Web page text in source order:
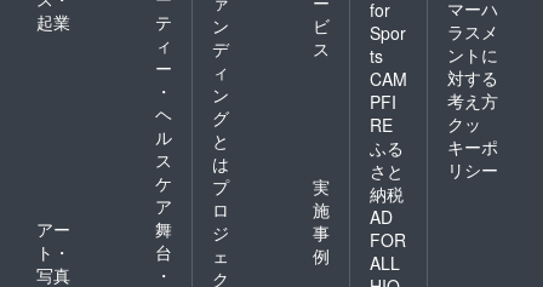
イズ：
折りた
時 縦
130mm
120mm
厚さ
25mm
色は、
何が届
くかお
楽しみ
です。
・Neck
strap ４
つ打ち
レザー
の紙か
ら選ば
せて頂
きま
す。 見
た目の
インパ
クトと
機能性
ことを
ご了承
くださ
い。 程
よい滑
らかさ
の「OK
フール
ス紙」
起業
テ
ィ
ー
・
ヘ
ル
ス
ケ
ア
アー
ト・
写真
舞
台
・
ン
デ
ィ
ン
グ
と
は
ビ
ス
プ
ロ
ジ
ェ
ク
実
施
事
例
for
Spor
ts
CAM
PFI
RE
ふる
さと
納税
AD
FOR
ALL
マーハ
ラスメ
ントに
対する
考え方
クッ
キーポ
リシー